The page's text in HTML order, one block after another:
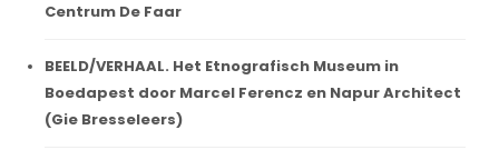
Centrum De Faar
BEELD/VERHAAL. Het Etnografisch Museum in
Boedapest door Marcel Ferencz en Napur Architect
(Gie Bresseleers)